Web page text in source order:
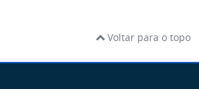
Voltar para o topo